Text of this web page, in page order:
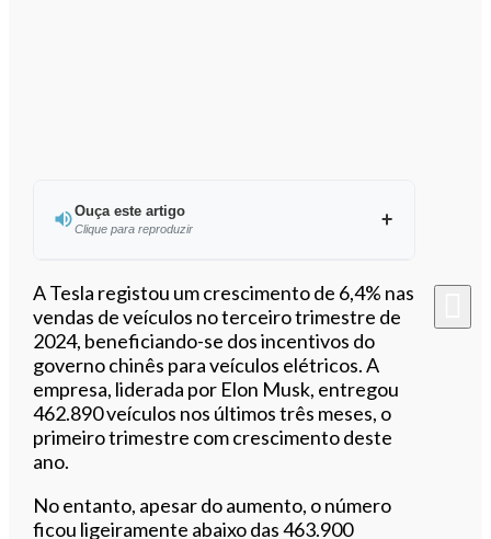
Ouça este artigo
Clique para reproduzir
Ouvir este artigo
A Tesla registou um crescimento de 6,4% nas
vendas de veículos no terceiro trimestre de
2024, beneficiando-se dos incentivos do
governo chinês para veículos elétricos. A
empresa, liderada por Elon Musk, entregou
462.890 veículos nos últimos três meses, o
primeiro trimestre com crescimento deste
ano.
No entanto, apesar do aumento, o número
ficou ligeiramente abaixo das 463.900